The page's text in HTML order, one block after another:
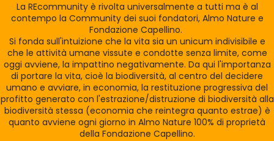
La REcommunity è rivolta universalmente a tutti ma è al
contempo la Community dei suoi fondatori, Almo Nature e
Fondazione Capellino.
Si fonda sull'intuizione che la vita sia un unicum indivisibile e
che le attività umane vissute e condotte senza limite, come
oggi avviene, la impattino negativamente. Da qui l'importanza
di portare la vita, cioè la biodiversità, al centro del decidere
umano e avviare, in economia, la restituzione progressiva del
profitto generato con l'estrazione/distruzione di biodiversità alla
biodiversità stessa (economia che reintegra quanto estrae) è
quanto avviene ogni giorno in Almo Nature 100% di proprietà
della Fondazione Capellino.